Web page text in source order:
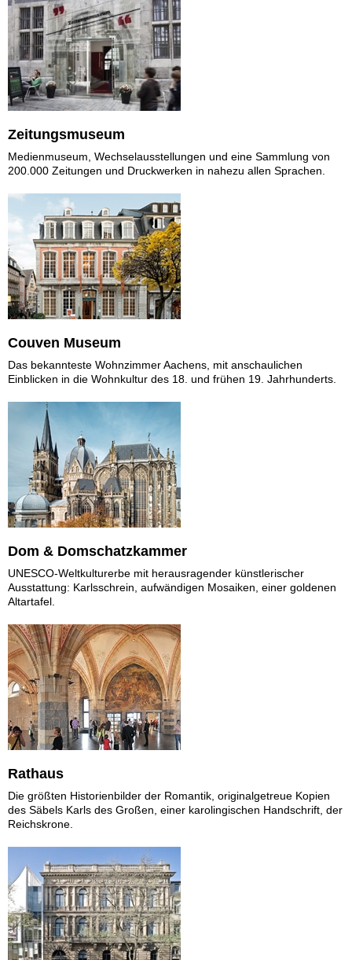
Zeitungsmuseum
Medienmuseum, Wechselausstellungen und eine Sammlung von
200.000 Zeitungen und Druckwerken in nahezu allen Sprachen.
Couven Museum
Das bekannteste Wohnzimmer Aachens, mit anschaulichen
Einblicken in die Wohnkultur des 18. und frühen 19. Jahrhunderts.
Dom & Domschatzkammer
UNESCO-Weltkulturerbe mit herausragender künstlerischer
Ausstattung: Karlsschrein, aufwändigen Mosaiken, einer goldenen
Altartafel.
Rathaus
Die größten Historienbilder der Romantik, originalgetreue Kopien
des Säbels Karls des Großen, einer karolingischen Handschrift, der
Reichskrone.